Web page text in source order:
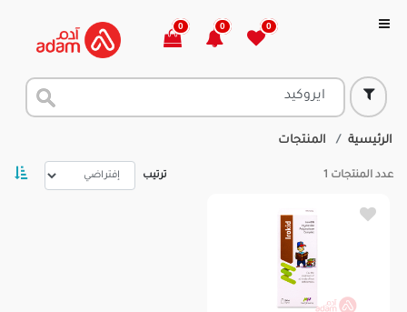
0
0
0
الرئيسية المنتجات
عدد المنتجات 1 ترتيب